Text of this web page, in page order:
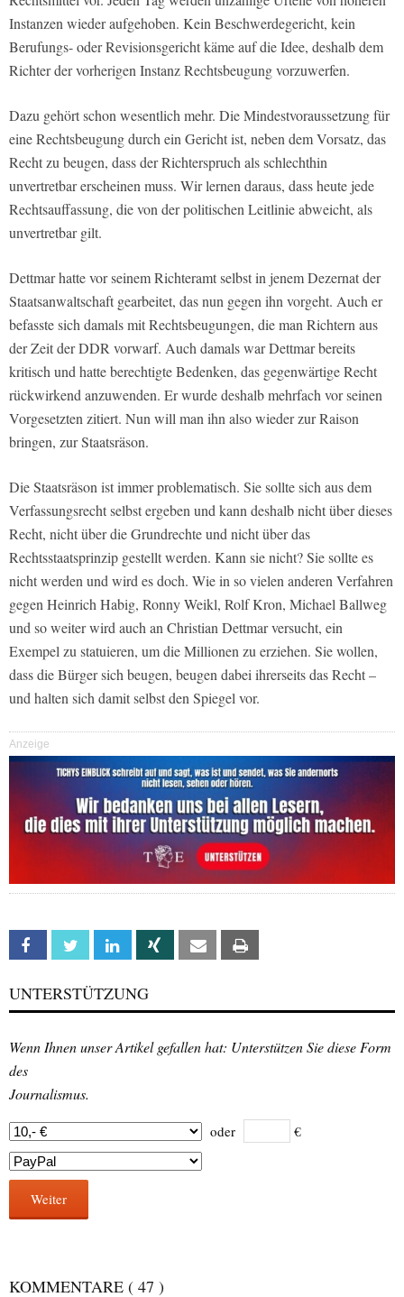
Instanzen wieder aufgehoben. Kein Beschwerdegericht, kein
Berufungs- oder Revisionsgericht käme auf die Idee, deshalb dem
Richter der vorherigen Instanz Rechtsbeugung vorzuwerfen.
Dazu gehört schon wesentlich mehr. Die Mindestvoraussetzung für
eine Rechtsbeugung durch ein Gericht ist, neben dem Vorsatz, das
Recht zu beugen, dass der Richterspruch als schlechthin
unvertretbar erscheinen muss. Wir lernen daraus, dass heute jede
Rechtsauffassung, die von der politischen Leitlinie abweicht, als
unvertretbar gilt.
Dettmar hatte vor seinem Richteramt selbst in jenem Dezernat der
Staatsanwaltschaft gearbeitet, das nun gegen ihn vorgeht. Auch er
befasste sich damals mit Rechtsbeugungen, die man Richtern aus
der Zeit der DDR vorwarf. Auch damals war Dettmar bereits
kritisch und hatte berechtigte Bedenken, das gegenwärtige Recht
rückwirkend anzuwenden. Er wurde deshalb mehrfach vor seinen
Vorgesetzten zitiert. Nun will man ihn also wieder zur Raison
bringen, zur Staatsräson.
Die Staatsräson ist immer problematisch. Sie sollte sich aus dem
Verfassungsrecht selbst ergeben und kann deshalb nicht über dieses
Recht, nicht über die Grundrechte und nicht über das
Rechtsstaatsprinzip gestellt werden. Kann sie nicht? Sie sollte es
nicht werden und wird es doch. Wie in so vielen anderen Verfahren
gegen Heinrich Habig, Ronny Weikl, Rolf Kron, Michael Ballweg
und so weiter wird auch an Christian Dettmar versucht, ein
Exempel zu statuieren, um die Millionen zu erziehen. Sie wollen,
dass die Bürger sich beugen, beugen dabei ihrerseits das Recht –
und halten sich damit selbst den Spiegel vor.
Anzeige
Facebook Twitter Linkedin Xing Email
UNTERSTÜTZUNG
Wenn Ihnen unser Artikel gefallen hat: Unterstützen Sie diese Form
des
Journalismus.
oder €
Weiter
KOMMENTARE ( 47 )